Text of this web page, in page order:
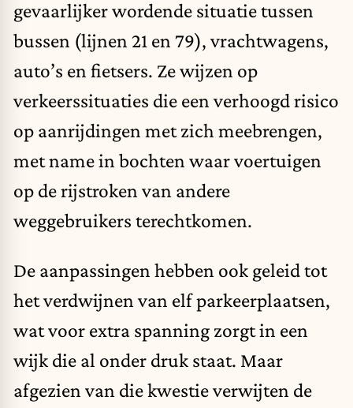
gevaarlijker wordende situatie tussen
bussen (lijnen 21 en 79), vrachtwagens,
auto’s en fietsers. Ze wijzen op
verkeerssituaties die een verhoogd risico
op aanrijdingen met zich meebrengen,
met name in bochten waar voertuigen
op de rijstroken van andere
weggebruikers terechtkomen.
De aanpassingen hebben ook geleid tot
het verdwijnen van elf parkeerplaatsen,
wat voor extra spanning zorgt in een
wijk die al onder druk staat. Maar
afgezien van die kwestie verwijten de